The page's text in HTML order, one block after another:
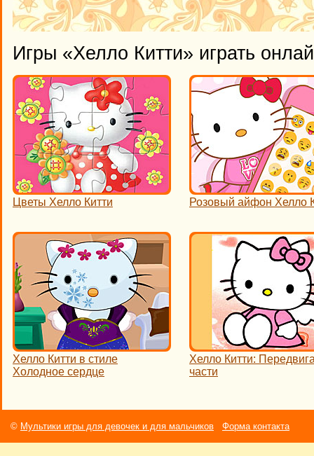
Игры «Хелло Китти» играть
Цветы Хелло Китти Розовый айфон Хелло
Хелло Китти в стиле
Холодное сердце
Хелло Китти:
части
© Мультики игры для девочек и для мальчиков Форма контакта